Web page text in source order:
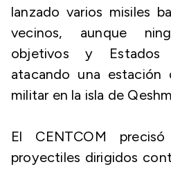
lanzado varios misiles
vecinos, aunque
objetivos y Estados
atacando una
militar en la isla de
El CENTCOM
proyectiles dirigidos